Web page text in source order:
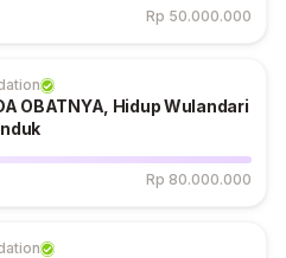
Rp 50.000.000
OBATNYA, Hidup Wulandari
Rp 80.000.000